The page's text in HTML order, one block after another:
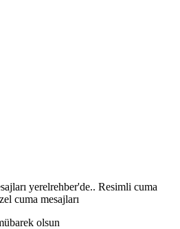
yerelrehber'de.. Resimli cuma
cuma mesajları
olsun